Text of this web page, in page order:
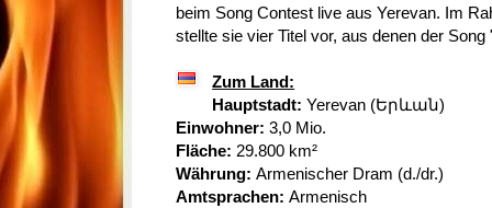
beim Song Contest live aus Yerevan. Im
stellte sie vier Titel vor, aus denen der Song
Zum Land:
Hauptstadt: Yerevan (Երևան)
Einwohner: 3,0 Mio.
Fläche: 29.800 km²
Währung: Armenischer Dram (d./dr.)
Amtsprachen: Armenisch